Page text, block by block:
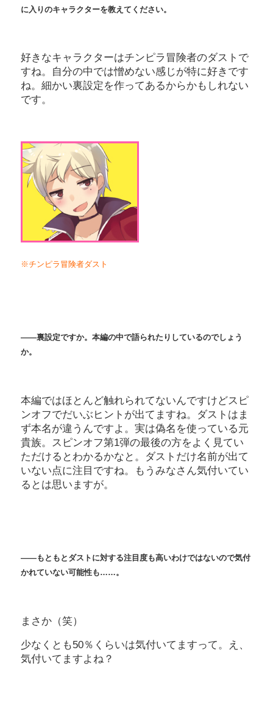
に入りのキャラクターを教えてください。
好きなキャラクターはチンピラ冒険者のダストで
すね。自分の中では憎めない感じが特に好きです
ね。細かい裏設定を作ってあるからかもしれない
です。
※チンピラ冒険者ダスト
――裏設定ですか。本編の中で語られたりしているのでしょう
か。
本編ではほとんど触れられてないんですけどスピ
ンオフでだいぶヒントが出てますね。ダストはま
ず本名が違うんですよ。実は偽名を使っている元
貴族。スピンオフ第1弾の最後の方をよく見てい
ただけるとわかるかなと。ダストだけ名前が出て
いない点に注目ですね。もうみなさん気付いてい
るとは思いますが。
――もともとダストに対する注目度も高いわけではないので気付
かれていない可能性も……。
まさか（笑）
少なくとも50％くらいは気付いてますって。え、
気付いてますよね？